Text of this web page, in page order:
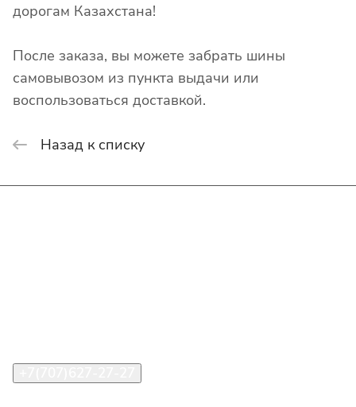
дорогам Казахстана!
После заказа, вы можете забрать шины
самовывозом из пункта выдачи или
воспользоваться доставкой.
Назад к списку